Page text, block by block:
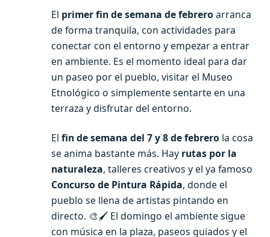
El primer fin de semana de febrero arranca
de forma tranquila, con actividades para
conectar con el entorno y empezar a entrar
en ambiente. Es el momento ideal para dar
un paseo por el pueblo, visitar el Museo
Etnológico o simplemente sentarte en una
terraza y disfrutar del entorno.
El fin de semana del 7 y 8 de febrero la cosa
se anima bastante más. Hay rutas por la
naturaleza, talleres creativos y el ya famoso
Concurso de Pintura Rápida, donde el
pueblo se llena de artistas pintando en
directo. 🎨🖌️ El domingo el ambiente sigue
con música en la plaza, paseos guiados y el